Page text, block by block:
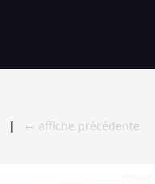
| ← affiche précédente